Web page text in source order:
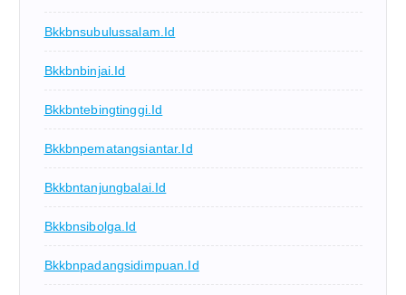
Bkkbnsubulussalam.id
Bkkbnbinjai.id
Bkkbntebingtinggi.id
Bkkbnpematangsiantar.id
Bkkbntanjungbalai.id
Bkkbnsibolga.id
Bkkbnpadangsidimpuan.id